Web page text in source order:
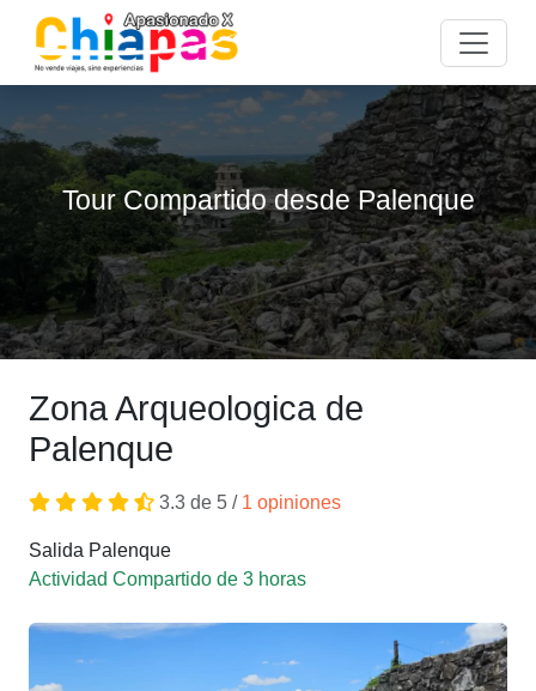
Tour Compartido desde Palenque
Zona Arqueologica de
Palenque
3.3 de 5 / 1 opiniones
Salida Palenque
Actividad Compartido de 3 horas